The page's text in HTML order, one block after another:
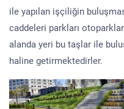
ile yapılan işçiliğin
caddeleri parkları
alanda yeri bu taşlar ile
haline getirmektedirler.